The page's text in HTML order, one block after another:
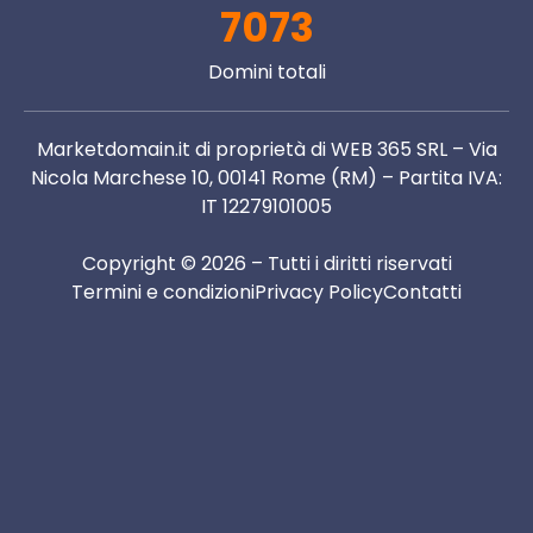
7073
Domini totali
Marketdomain.it di proprietà di WEB 365 SRL – Via
Nicola Marchese 10, 00141 Rome (RM) – Partita IVA:
IT 12279101005
Copyright © 2026 – Tutti i diritti riservati
Termini e condizioniPrivacy PolicyContatti